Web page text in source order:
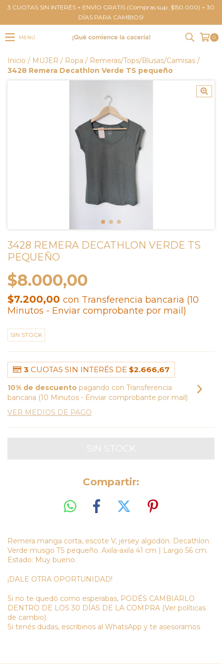
3 CUOTAS SIN INTERÉS + ENVÍO GRATIS (Compras sup. $150.000) + 30
DÍAS PARA CAMBIOS!
MENÚ 0
Inicio / MUJER / Ropa / Remeras/Tops/Blusas/Camisas /
3428 Remera Decathlon Verde TS pequeño
3428 REMERA DECATHLON VERDE TS
PEQUEÑO
$8.000,00
$7.200,00 con Transferencia bancaria (10
Minutos - Enviar comprobante por mail)
SIN STOCK
3 CUOTAS SIN INTERÉS DE $2.666,67
10% de descuento pagando con Transferencia
bancaria (10 Minutos - Enviar comprobante por mail)
VER MEDIOS DE PAGO
Compartir:
Remera manga corta, escote V, jersey algodón. Decathlon
Verde musgo TS pequeño. Axila-axila 41 cm | Largo 56 cm.
Estado: Muy bueno.
¡DALE OTRA OPORTUNIDAD!
Si no te quedó como esperabas, PODÉS CAMBIARLO
DENTRO DE LOS 30 DÍAS DE LA COMPRA (Ver políticas
de cambio).
Si tenés dudas, escribinos al WhatsApp y te asesoramos